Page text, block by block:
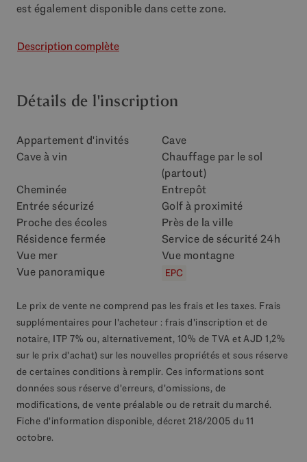
est également disponible dans cette zone.
Description complète
Détails de l'inscription
Appartement d'invités
Cave
Cave à vin
Chauffage par le sol
(partout)
Cheminée
Entrepôt
Entrée sécurizé
Golf à proximité
Proche des écoles
Près de la ville
Résidence fermée
Service de sécurité 24h
Vue mer
Vue montagne
Vue panoramique
EPC
Le prix de vente ne comprend pas les frais et les taxes. Frais
supplémentaires pour l'acheteur : frais d'inscription et de
notaire, ITP 7% ou, alternativement, 10% de TVA et AJD 1,2%
sur le prix d'achat) sur les nouvelles propriétés et sous réserve
de certaines conditions à remplir. Ces informations sont
données sous réserve d'erreurs, d'omissions, de
modifications, de vente préalable ou de retrait du marché.
Fiche d'information disponible, décret 218/2005 du 11
octobre.